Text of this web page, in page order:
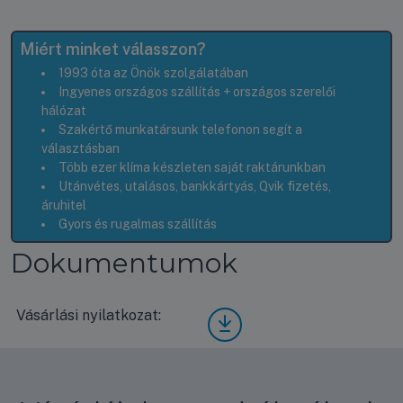
Miért minket válasszon?
1993 óta az Önök szolgálatában
Ingyenes országos szállítás + országos szerelői
hálózat
Szakértő munkatársunk telefonon segít a
választásban
Több ezer klíma készleten saját raktárunkban
Utánvétes, utalásos, bankkártyás, Qvik fizetés,
áruhitel
Gyors és rugalmas szállítás
Dokumentumok
Vásárlási nyilatkozat:
Vásá
rlási